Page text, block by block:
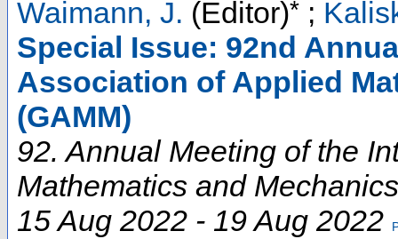
Waimann, J. (Editor)* ;
Special Issue: 92nd
Association of Applied
(GAMM)
92. Annual Meeting of the
Mathematics and Mechanics
15 Aug 2022 - 19 Aug 2022